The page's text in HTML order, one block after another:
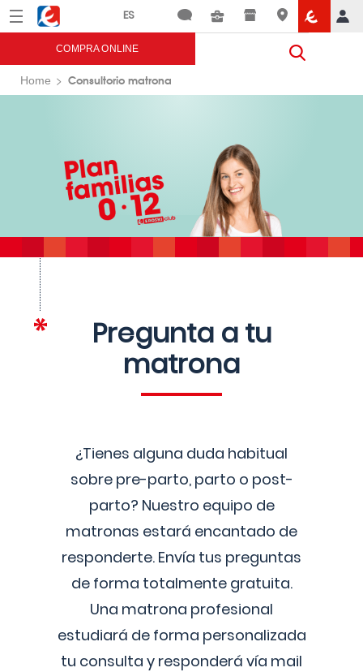
Menú Eroski
COMPRA ONLINE
Home Consultorio matrona
Pregunta a tu
matrona
¿Tienes alguna duda habitual
sobre pre-parto, parto o post-
parto? Nuestro equipo de
matronas estará encantado de
responderte. Envía tus preguntas
de forma totalmente gratuita.
Una matrona profesional
estudiará de forma personalizada
tu consulta y responderá vía mail